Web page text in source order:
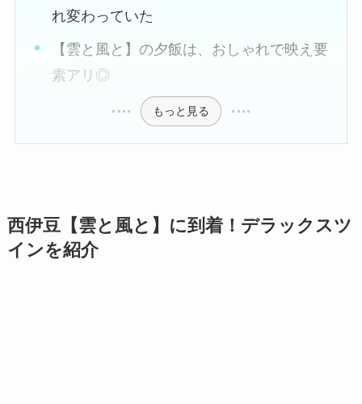
れ変わっていた
【雲と風と】の夕飯は、おしゃれで映え要
素アリ◎
もっと見る
西伊豆【雲と風と】に到着！デラックスツ
インを紹介